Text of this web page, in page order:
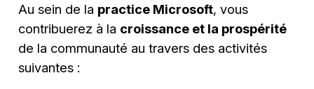
Au sein de la practice Microsoft, vous
contribuerez à la croissance et la prospérité
de la communauté au travers des activités
suivantes :